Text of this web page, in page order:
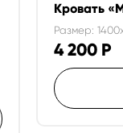
Кровать
Размер:
4 200 Р